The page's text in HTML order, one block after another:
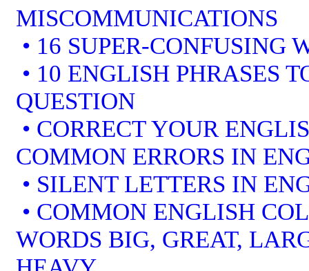
MISCOMMUNICATIONS
• 16 SUPER-CONFUSING
• 10 ENGLISH PHRASES
QUESTION
• CORRECT YOUR
COMMON ERRORS IN
• SILENT LETTERS IN
• COMMON ENGLISH
WORDS BIG, GREAT,